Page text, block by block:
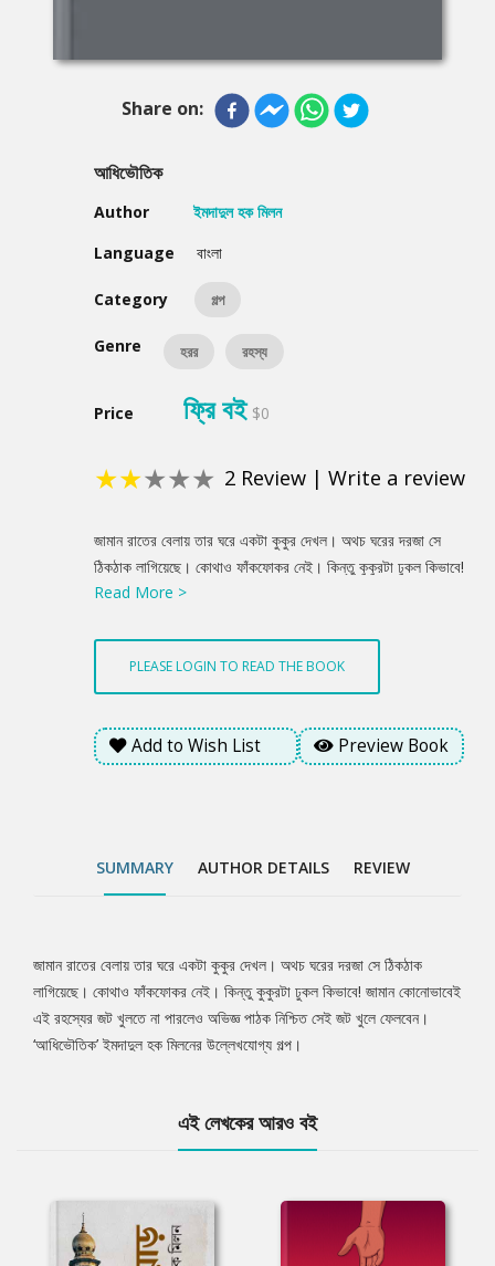
Share on:
আধিভৌতিক
Author
ইমদাদুল হক মিলন
Language
বাংলা
Category গল্প
Genre হরর রহস্য
Price ফ্রি বই $0
★★★★★ 2 Review | Write a review
Summery
জামান রাতের বেলায় তার ঘরে একটা কুকুর দেখল। অথচ ঘরের দরজা সে
ঠিকঠাক লাগিয়েছে। কোথাও ফাঁকফোকর নেই। কিন্তু কুকুরটা ঢুকল কিভাবে!
জামান কোনোভাবেই এই রহস্যের জট খুলতে না পারলেও অভিজ্ঞ পাঠক নিশ্চিত
গল্প।
Read More >
PLEASE LOGIN TO READ THE BOOK
Add to Wish List Preview Book
SUMMARY AUTHOR DETAILS REVIEW
Tab
Article
জামান রাতের বেলায় তার ঘরে একটা কুকুর দেখল। অথচ ঘরের দরজা সে ঠিকঠাক
লাগিয়েছে। কোথাও ফাঁকফোকর নেই। কিন্তু কুকুরটা ঢুকল কিভাবে! জামান কোনোভাবেই
এই রহস্যের জট খুলতে না পারলেও অভিজ্ঞ পাঠক নিশ্চিত সেই জট খুলে ফেলবেন।
‘আধিভৌতিক’ ইমদাদুল হক মিলনের উল্লেখযোগ্য গল্প।
এই লেখকের আরও বই